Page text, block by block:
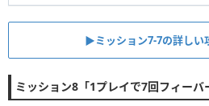
▶︎ミッション7-7の詳しい
ミッション8「1プレイで7回フィー